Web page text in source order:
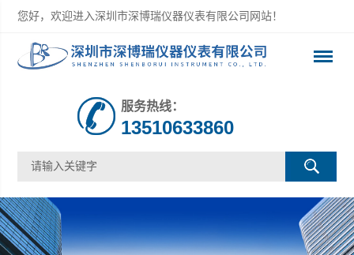
您好，欢迎进入深圳市深博瑞仪器仪表有限公司网站！
服务热线：
13510633860